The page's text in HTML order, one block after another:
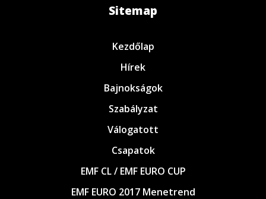
Sitemap
Kezdőlap
Hírek
Bajnokságok
Szabályzat
Válogatott
Csapatok
EMF CL / EMF EURO CUP
EMF EURO 2017 Menetrend